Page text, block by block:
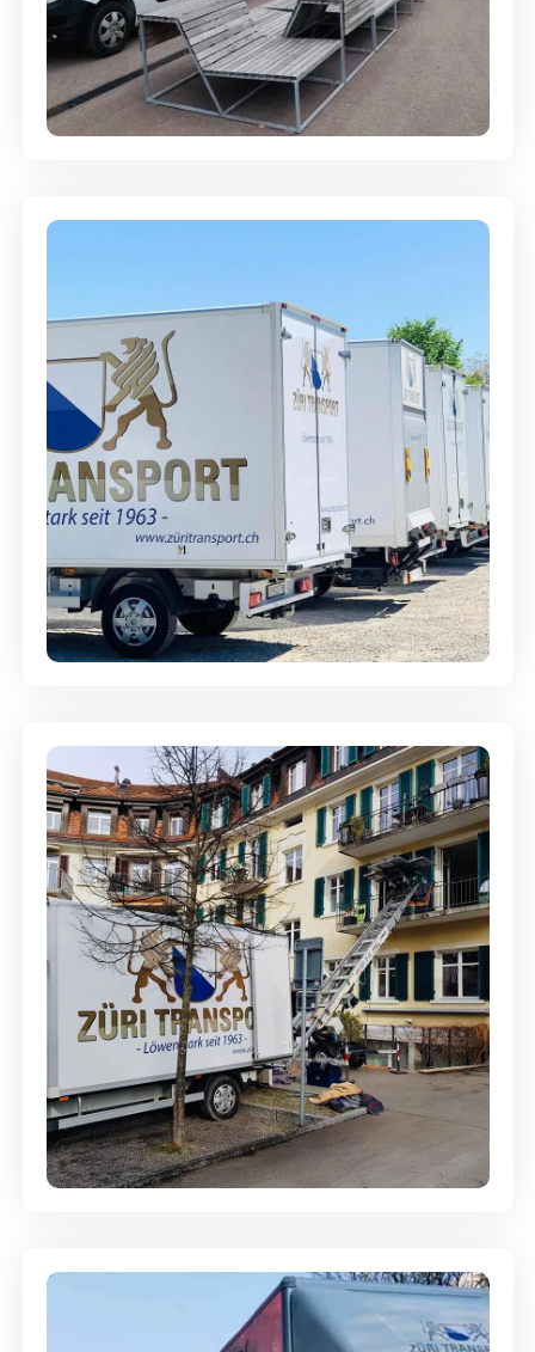
Umzugsreinigung - mit
Abgabegarantie
Möbellagerung - Alles sicher
aufbewahrt
Entsorgung & Räumung